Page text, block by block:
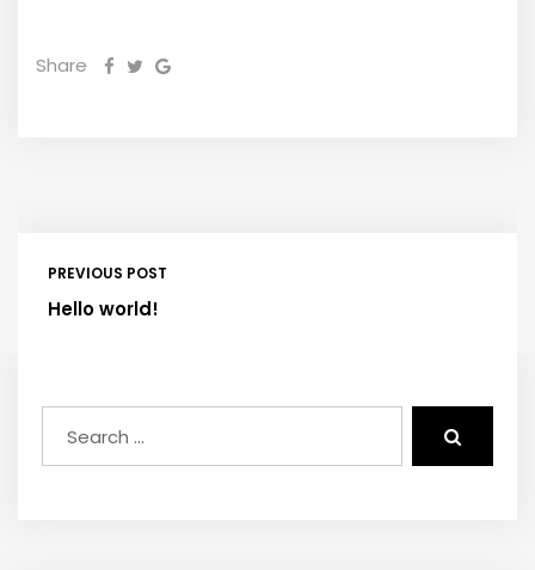
Share
PREVIOUS POST
Hello world!